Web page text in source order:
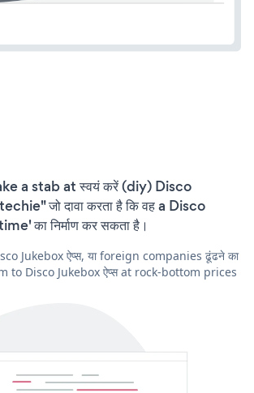
a stab at स्वयं करें (diy) Disco
जो दावा करता है कि वह a Disco
का निर्माण कर सकता है।
Jukebox ऐप्स, या foreign companies ढूंढने का
to Disco Jukebox ऐप्स at rock-bottom prices